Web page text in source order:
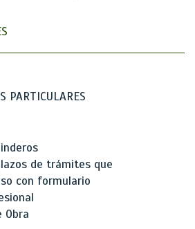
PARTICULARES
de trámites que
con formulario